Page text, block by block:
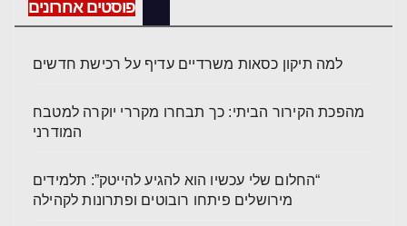
פוסטים אחרונים
למה תיקון כסאות משרדיים עדיף על רכישת חדשים
מהפכת הקירור הביתי: כך תבחרו מקררי יוקרה למטבח
המודרני
“החלום שלי עכשיו הוא להגיע להייטק”: תלמידים
מירושלים פיתחו רובוטים ופתרונות לקהילה